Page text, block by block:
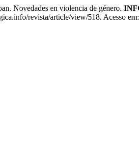
Novedades en violencia de género.
revista/article/view/518. Acesso